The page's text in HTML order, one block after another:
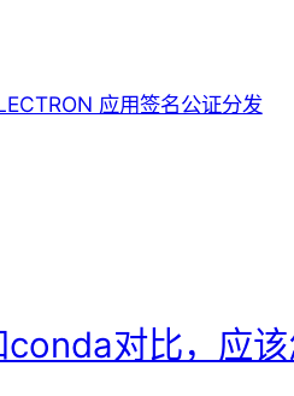
应用签名公证分发
conda对比，应